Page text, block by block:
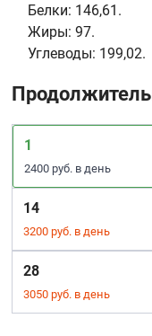
Белки: 146,61.
Жиры: 97.
Углеводы: 199,02.
1
2400 руб. в день
14
3200 руб. в день
28
3050 руб. в день